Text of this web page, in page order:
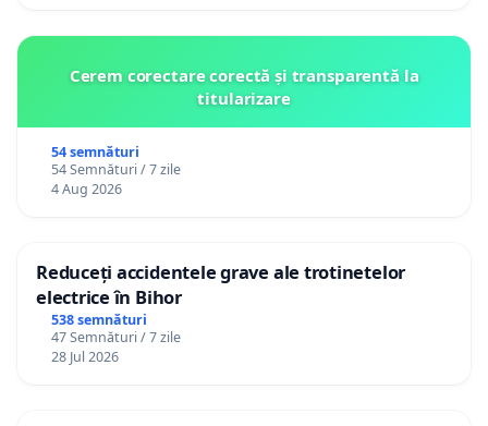
Cerem corectare corectă și transparentă la
titularizare
54 semnături
54 Semnături / 7 zile
4 Aug 2026
Reduceți accidentele grave ale trotinetelor
electrice în Bihor
538 semnături
47 Semnături / 7 zile
28 Jul 2026